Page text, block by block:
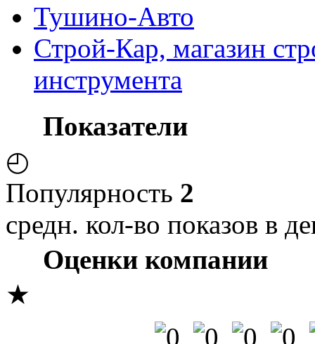
Тушино-Авто
Строй-Кар, магазин
инструмента
Показатели
◴
Популярность 2
средн. кол-во показов в
Оценки компании
★